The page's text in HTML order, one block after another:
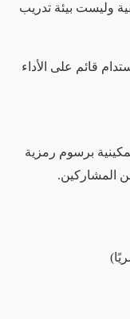
وليست بيئة تدريب
قائم على الأداء
برسوم رمزية
المشاركين.